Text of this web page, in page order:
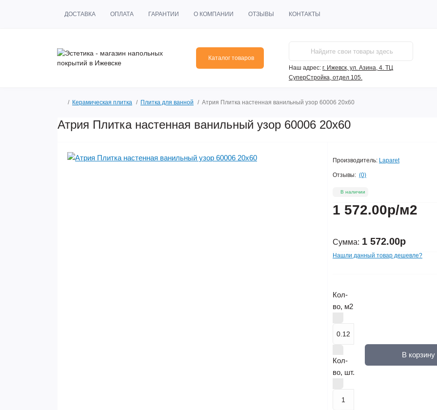
ДОСТАВКА ОПЛАТА ГАРАНТИИ О КОМПАНИИ ОТЗЫВЫ КОНТАКТЫ
Каталог товаров
Наш адрес: г. Ижевск, ул. Азина, 4. ТЦ
СуперСтройка, отдел 105.
Керамическая плитка Плитка для ванной Атрия Плитка настенная ванильный узор 60006 20х60
Атрия Плитка настенная ванильный узор 60006 20х60
Производитель: Laparet
Отзывы: (0)
В наличии
1 572.00р/м2
Сумма: 1 572.00р
Нашли данный товар дешевле?
Кол-
во, м2
Кол-
во, шт.
В корзину